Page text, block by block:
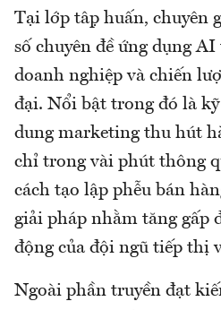
Tại lớp tập huấn, chuyên
số chuyên đề ứng dụng
doanh nghiệp và chiến
đại. Nổi bật trong đó là
dung marketing thu hút
chỉ trong vài phút thông
cách tạo lập phễu bán
giải pháp nhằm tăng gấp
động của đội ngũ tiếp thị
Ngoài phần truyền đạt